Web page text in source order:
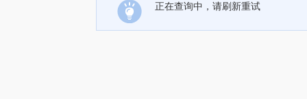
正在查询中，请刷新重试